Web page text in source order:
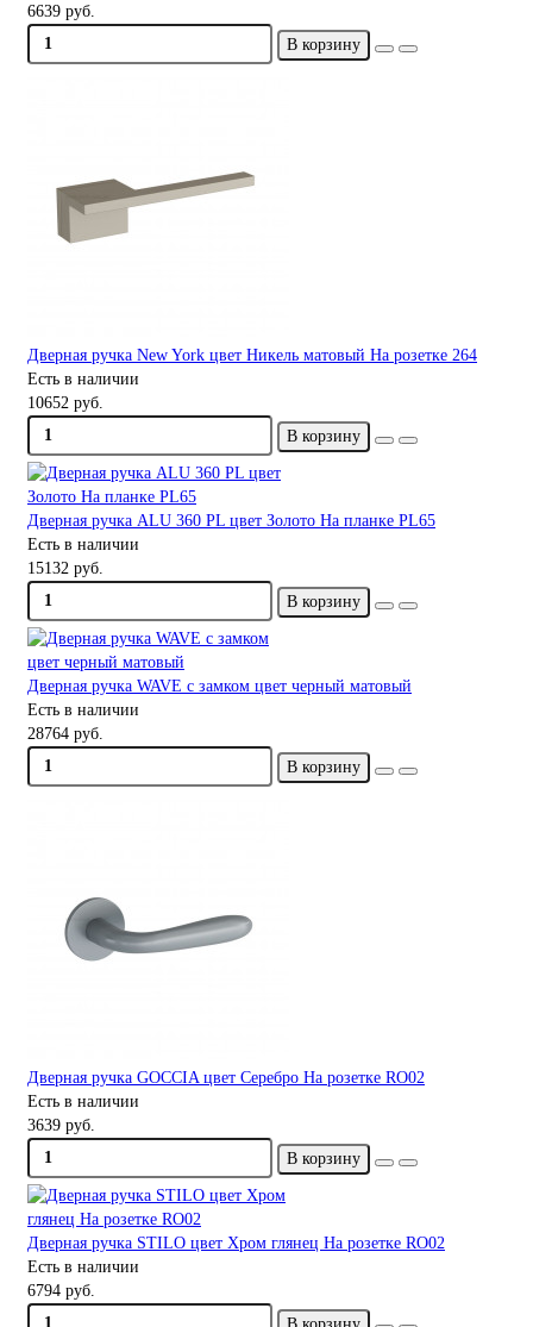
6639 руб.
В корзину
Дверная ручка New York цвет Никель матовый На розетке 264
Есть в наличии
10652 руб.
В корзину
Дверная ручка ALU 360 PL цвет Золото На планке PL65
Есть в наличии
15132 руб.
В корзину
Дверная ручка WAVE с замком цвет черный матовый
Есть в наличии
28764 руб.
В корзину
Дверная ручка GOCCIA цвет Серебро На розетке RO02
Есть в наличии
3639 руб.
В корзину
Дверная ручка STILO цвет Хром глянец На розетке RO02
Есть в наличии
6794 руб.